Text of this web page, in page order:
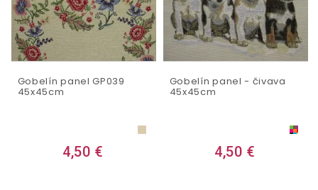
Gobelín panel GP039
45x45cm
4,50 €
Gobelín panel - čivava
45x45cm
4,50 €